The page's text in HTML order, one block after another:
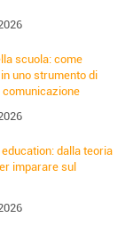
scuola: come
uno strumento di
dalla teoria
imparare sul